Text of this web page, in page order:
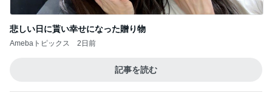
悲しい日に貰い幸せになった贈り物
Amebaトピックス 2日前
記事を読む